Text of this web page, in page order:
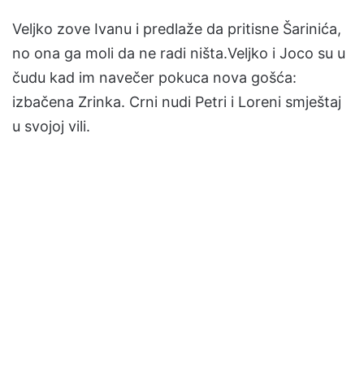
Veljko zove Ivanu i predlaže da pritisne Šarinića,
no ona ga moli da ne radi ništa.Veljko i Joco su u
čudu kad im navečer pokuca nova gošća:
izbačena Zrinka. Crni nudi Petri i Loreni smještaj
u svojoj vili.